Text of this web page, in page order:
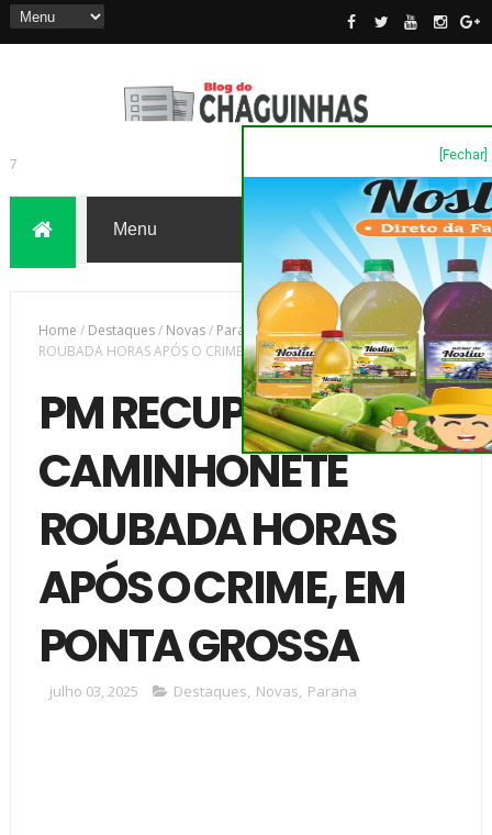
[Fechar]
7
Home / Destaques/ Novas/ Parana/PM RECUPERA CAMINHONETE
ROUBADA HORAS APÓS O CRIME, EM PONTA GROSSA
PM RECUPERA
CAMINHONETE
ROUBADA HORAS
APÓS O CRIME, EM
PONTA GROSSA
julho 03, 2025 Destaques, Novas, Parana